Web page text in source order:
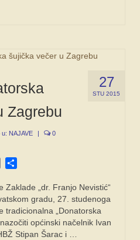
27
STU 2015
Zagrebu
u: NAJAVE 0
Email
Zaklade „dr. Franjo Nevistić“
gradu, 27. studenoga
„Donatorska
općinski načelnik Ivan
Stipan Šarac i …